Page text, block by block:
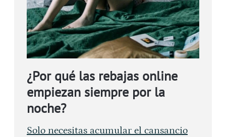
¿Por qué las rebajas online
empiezan siempre por la
noche?
Solo necesitas acumular el cansancio